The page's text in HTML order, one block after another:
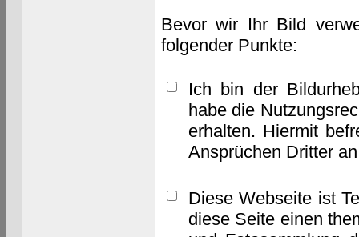
Bevor wir Ihr Bild
folgender Punkte:
Ich bin der
habe die
erhalten. Hiermit
Ansprüchen Dritter
Diese Webseite ist
diese Seite einen